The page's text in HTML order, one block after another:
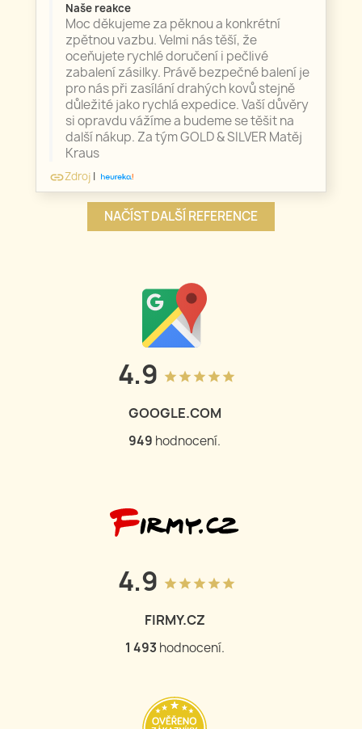
Naše reakce
Moc děkujeme za pěknou a konkrétní
zpětnou vazbu. Velmi nás těší, že
oceňujete rychlé doručení i pečlivé
zabalení zásilky. Právě bezpečné balení je
pro nás při zasílání drahých kovů stejně
důležité jako rychlá expedice. Vaší důvěry
si opravdu vážíme a budeme se těšit na
další nákup. Za tým GOLD & SILVER Matěj
Kraus
linkZdroj |
NAČÍST DALŠÍ REFERENCE
4.9 grade grade grade grade grade
GOOGLE.COM
950 hodnocení.
4.9 grade grade grade grade grade
FIRMY.CZ
1 502 hodnocení.